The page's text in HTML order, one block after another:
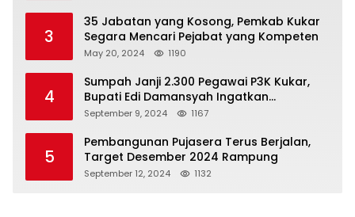
3
35 Jabatan yang Kosong, Pemkab Kukar
Segara Mencari Pejabat yang Kompeten
May 20, 2024 1190
4
Sumpah Janji 2.300 Pegawai P3K Kukar,
Bupati Edi Damansyah Ingatkan
Tanggung Jawab Baru
September 9, 2024 1167
5
Pembangunan Pujasera Terus Berjalan,
Target Desember 2024 Rampung
September 12, 2024 1132